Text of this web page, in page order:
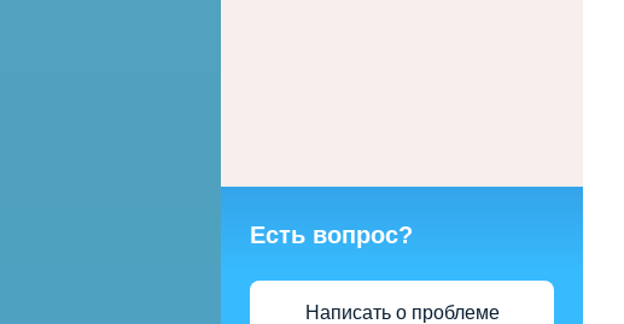
Есть вопрос?
Написать о проблеме